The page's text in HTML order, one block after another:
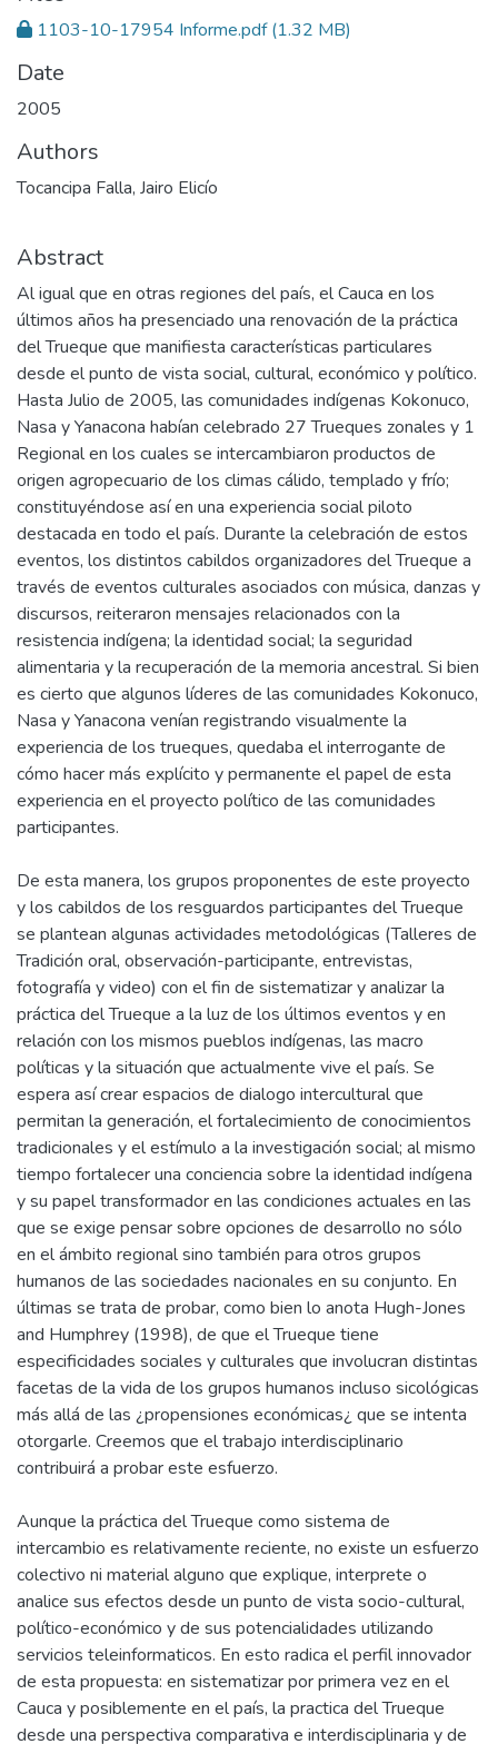
1103-10-17954 Informe.pdf(1.32 MB)
Date
2005
Authors
Tocancipa Falla, Jairo Elicío
Abstract
Al igual que en otras regiones del país, el Cauca en los
últimos años ha presenciado una renovación de la práctica
del Trueque que manifiesta características particulares
desde el punto de vista social, cultural, económico y político.
Hasta Julio de 2005, las comunidades indígenas Kokonuco,
Nasa y Yanacona habían celebrado 27 Trueques zonales y 1
Regional en los cuales se intercambiaron productos de
origen agropecuario de los climas cálido, templado y frío;
constituyéndose así en una experiencia social piloto
destacada en todo el país. Durante la celebración de estos
eventos, los distintos cabildos organizadores del Trueque a
través de eventos culturales asociados con música, danzas y
discursos, reiteraron mensajes relacionados con la
resistencia indígena; la identidad social; la seguridad
alimentaria y la recuperación de la memoria ancestral. Si bien
es cierto que algunos líderes de las comunidades Kokonuco,
Nasa y Yanacona venían registrando visualmente la
experiencia de los trueques, quedaba el interrogante de
cómo hacer más explícito y permanente el papel de esta
experiencia en el proyecto político de las comunidades
participantes.
De esta manera, los grupos proponentes de este proyecto
y los cabildos de los resguardos participantes del Trueque
se plantean algunas actividades metodológicas (Talleres de
Tradición oral, observación-participante, entrevistas,
fotografía y video) con el fin de sistematizar y analizar la
práctica del Trueque a la luz de los últimos eventos y en
relación con los mismos pueblos indígenas, las macro
políticas y la situación que actualmente vive el país. Se
espera así crear espacios de dialogo intercultural que
permitan la generación, el fortalecimiento de conocimientos
tradicionales y el estímulo a la investigación social; al mismo
tiempo fortalecer una conciencia sobre la identidad indígena
y su papel transformador en las condiciones actuales en las
que se exige pensar sobre opciones de desarrollo no sólo
en el ámbito regional sino también para otros grupos
humanos de las sociedades nacionales en su conjunto. En
últimas se trata de probar, como bien lo anota Hugh-Jones
and Humphrey (1998), de que el Trueque tiene
especificidades sociales y culturales que involucran distintas
facetas de la vida de los grupos humanos incluso sicológicas
más allá de las ¿propensiones económicas¿ que se intenta
otorgarle. Creemos que el trabajo interdisciplinario
contribuirá a probar este esfuerzo.
Aunque la práctica del Trueque como sistema de
intercambio es relativamente reciente, no existe un esfuerzo
colectivo ni material alguno que explique, interprete o
analice sus efectos desde un punto de vista socio-cultural,
político-económico y de sus potencialidades utilizando
servicios teleinformaticos. En esto radica el perfil innovador
de esta propuesta: en sistematizar por primera vez en el
Cauca y posiblemente en el país, la practica del Trueque
desde una perspectiva comparativa e interdisciplinaria y de